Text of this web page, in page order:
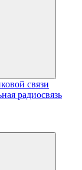
связи
радиосвязь